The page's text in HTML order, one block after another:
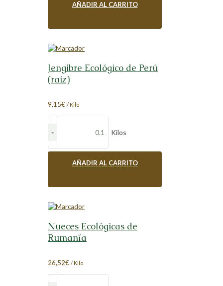
AÑADIR AL CARRITO
Jengibre Ecológico de Perú
(raiz)
9,15€ / Kilo
Kilos
AÑADIR AL CARRITO
Nueces Ecológicas de
Rumanía
26,52€ / Kilo